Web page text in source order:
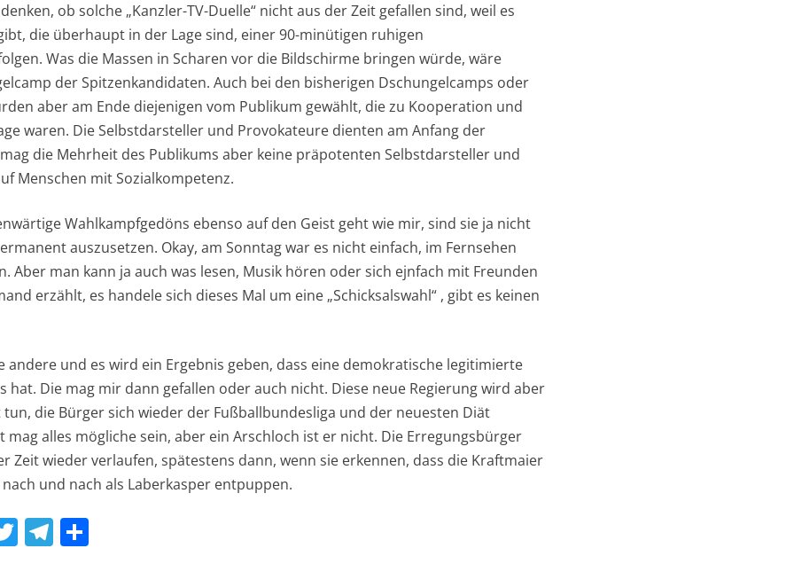
ob solche „Kanzler-TV-Duelle“ nicht aus der Zeit gefallen sind, weil es
die überhaupt in der Lage sind, einer 90-minütigen ruhigen
Was die Massen in Scharen vor die Bildschirme bringen würde, wäre
der Spitzenkandidaten. Auch bei den bisherigen Dschungelcamps oder
aber am Ende diejenigen vom Publikum gewählt, die zu Kooperation und
waren. Die Selbstdarsteller und Provokateure dienten am Anfang der
die Mehrheit des Publikums aber keine präpotenten Selbstdarsteller und
Menschen mit Sozialkompetenz.
Wahlkampfgedöns ebenso auf den Geist geht wie mir, sind sie ja nicht
auszusetzen. Okay, am Sonntag war es nicht einfach, im Fernsehen
Aber man kann ja auch was lesen, Musik hören oder sich ejnfach mit Freunden
erzählt, es handele sich dieses Mal um eine „Schicksalswahl“ , gibt es keinen
andere und es wird ein Ergebnis geben, dass eine demokratische legitimierte
hat. Die mag mir dann gefallen oder auch nicht. Diese neue Regierung wird aber
die Bürger sich wieder der Fußballbundesliga und der neuesten Diät
mag alles mögliche sein, aber ein Arschloch ist er nicht. Die Erregungsbürger
Zeit wieder verlaufen, spätestens dann, wenn sie erkennen, dass die Kraftmaier
und nach als Laberkasper entpuppen.
T T